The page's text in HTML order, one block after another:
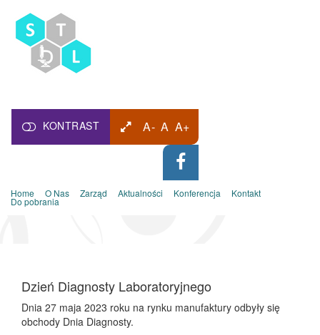
A- A A+
KONTRAST
Home O Nas Zarząd Aktualności Konferencja Kontakt
Do pobrania
Dzień Diagnosty Laboratoryjnego
Dnia 27 maja 2023 roku na rynku manufaktury odbyły się
obchody Dnia Diagnosty.